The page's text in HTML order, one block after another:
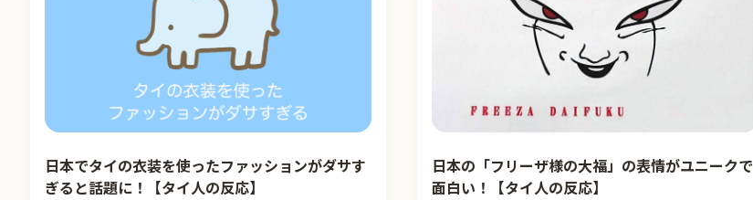
日本でタイの衣装を使ったファッションがダサす
ぎると話題に！【タイ人の反応】
日本の「フリーザ様の大福」の表情がユニークで
面白い！【タイ人の反応】